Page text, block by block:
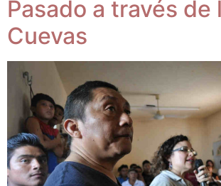
Pasado a través de
Cuevas